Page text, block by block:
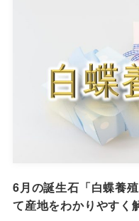
6月の誕生石「白蝶養
て産地をわかりやすく